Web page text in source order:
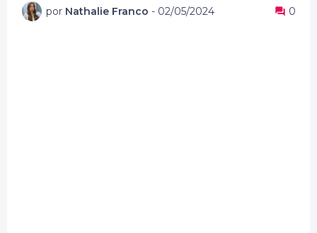
por Nathalie Franco - 02/05/2024 0